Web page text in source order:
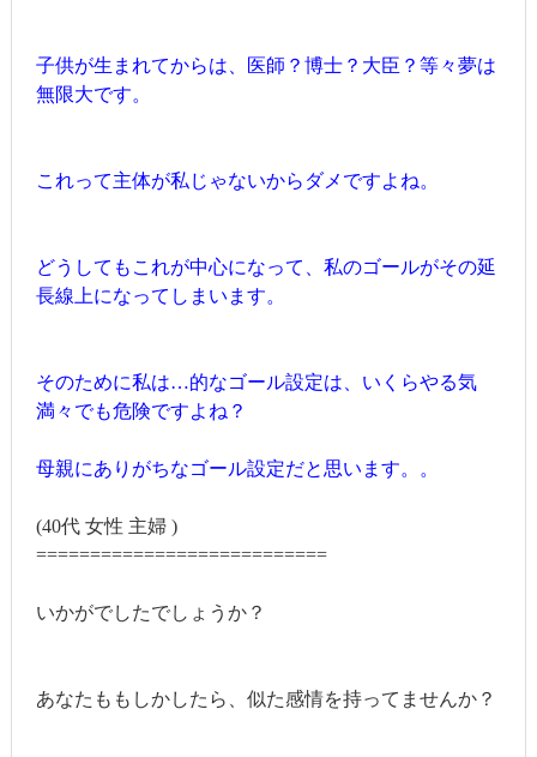
子供が生まれてからは、医師？博士？大臣？等々夢は
無限大です。
これって主体が私じゃないからダメですよね。
どうしてもこれが中心になって、私のゴールがその延
長線上になってしまいます。
そのために私は…的なゴール設定は、いくらやる気
満々でも危険ですよね？
母親にありがちなゴール設定だと思います。。
(40代 女性 主婦 )
===========================
いかがでしたでしょうか？
あなたももしかしたら、似た感情を持ってませんか？